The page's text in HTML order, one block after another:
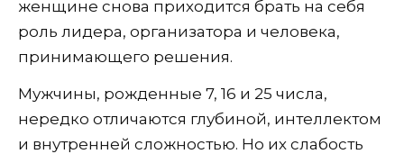
женщине снова приходится брать на себя
роль лидера, организатора и человека,
принимающего решения.
Мужчины, рожденные 7, 16 и 25 числа,
нередко отличаются глубиной, интеллектом
и внутренней сложностью. Но их слабость